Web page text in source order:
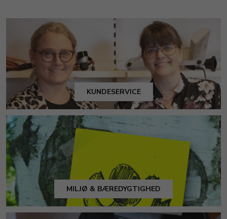
KUNDESERVICE
MILJØ & BÆREDYGTIGHED